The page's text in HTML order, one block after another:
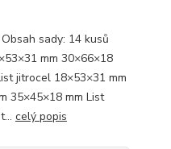
sady: 14 kusů
mm 30×66×18
jitrocel 18×53×31 mm
35×45×18 mm List
celý popis